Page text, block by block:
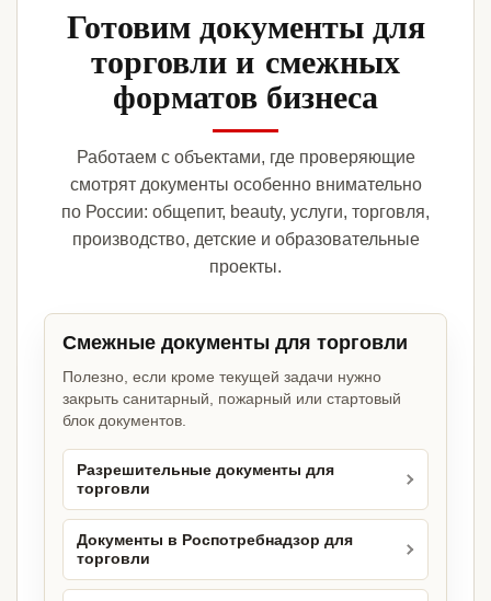
Готовим документы для
торговли и смежных
форматов бизнеса
Работаем с объектами, где проверяющие
смотрят документы особенно внимательно
по России: общепит, beauty, услуги, торговля,
производство, детские и образовательные
проекты.
Смежные документы для торговли
Полезно, если кроме текущей задачи нужно
закрыть санитарный, пожарный или стартовый
блок документов.
Разрешительные документы для
торговли
Документы в Роспотребнадзор для
торговли